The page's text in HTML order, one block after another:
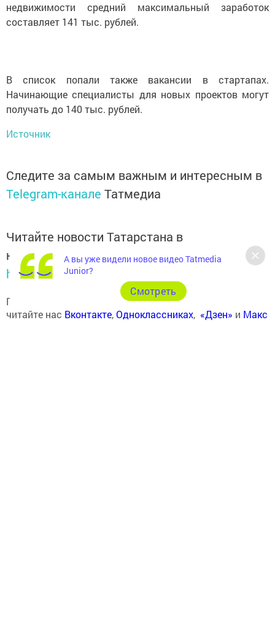
недвижимости средний максимальный заработок
составляет 141 тыс. рублей.
В список попали также вакансии в стартапах.
Начинающие специалисты для новых проектов могут
получать до 140 тыс. рублей.
Источник
Следите за самым важным и интересным в
Telegram-канале Татмедиа
Читайте новости Татарстана в
национальном мессенджере MАХ:
https://max.ru/tatmedia
Подписывайтесь на нашTelegram-канал
читайте нас Вконтакте,Одноклассниках, «Дзен» и Макс
А вы уже видели новое видео Tatmedia
Junior?
Cмотреть